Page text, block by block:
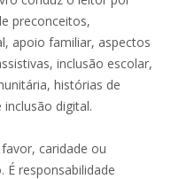
preconceitos,
apoio familiar, aspectos
inclusão escolar,
histórias de
digital.
caridade ou
É responsabilidade